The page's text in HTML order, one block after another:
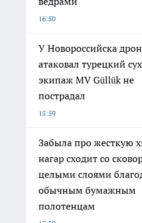
экипаж MV Güllük не
пострадал
Забыла про жесткую
целыми слоями
обычным бумажным
Единая Россия
ввести единые
проверки для всех